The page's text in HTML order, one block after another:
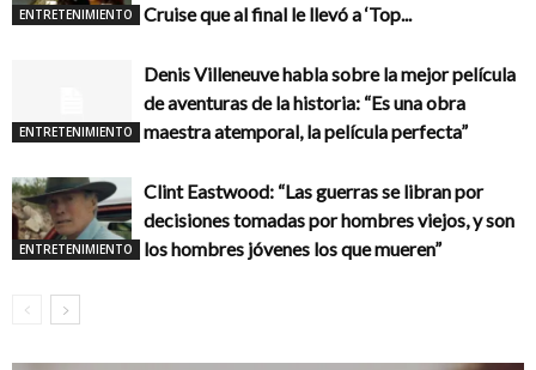
ENTRETENIMIENTO
Cruise que al final le llevó a ‘Top...
ENTRETENIMIENTO
Denis Villeneuve habla sobre la mejor película
de aventuras de la historia: “Es una obra
maestra atemporal, la película perfecta”
ENTRETENIMIENTO
Clint Eastwood: “Las guerras se libran por
decisiones tomadas por hombres viejos, y son
los hombres jóvenes los que mueren”